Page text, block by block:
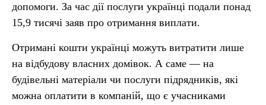
допомоги. За час дії послуги українці подали понад
15,9 тисячі заяв про отримання виплати.
Отримані кошти українці можуть витратити лише
на відбудову власних домівок. А саме — на
будівельні матеріали чи послуги підрядників, які
можна оплатити в компаній, що є учасниками